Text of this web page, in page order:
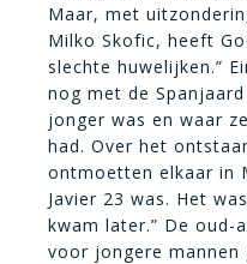
Maar, met
Milko Skofic, heeft
slechte huwelijken.”
nog met de
jonger was en waar
had. Over het
ontmoetten elkaar in
Javier 23 was. Het
kwam later.” De
voor jongere mannen